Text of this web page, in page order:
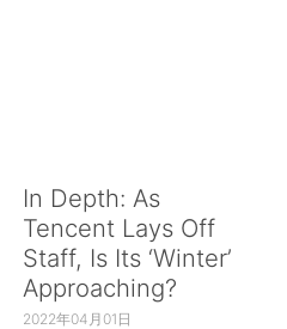
In Depth: As
Tencent Lays Off
Staff, Is Its ‘Winter’
Approaching?
2022年04月01日